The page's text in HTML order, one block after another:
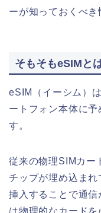
ーが知っておくべき
そもそもeSIMと
eSIM（イーシム）
ートフォン本体に
す。
従来の物理SIMカー
チップが埋め込ま
挿入することで通